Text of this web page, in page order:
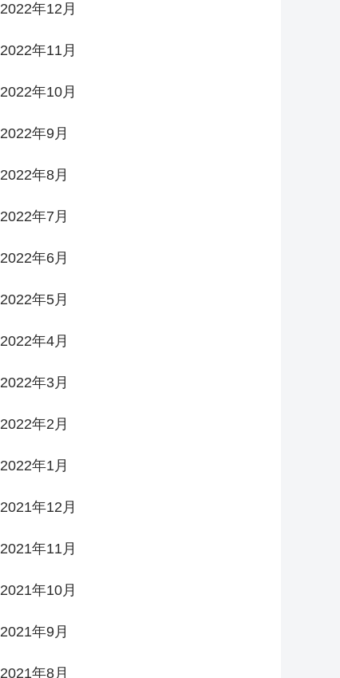
2022年12月
2022年11月
2022年10月
2022年9月
2022年8月
2022年7月
2022年6月
2022年5月
2022年4月
2022年3月
2022年2月
2022年1月
2021年12月
2021年11月
2021年10月
2021年9月
2021年8月